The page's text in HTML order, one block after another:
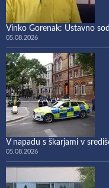
Vinko Gorenak: Ustavno
05.08.2026
V napadu s škarjami v
05.08.2026